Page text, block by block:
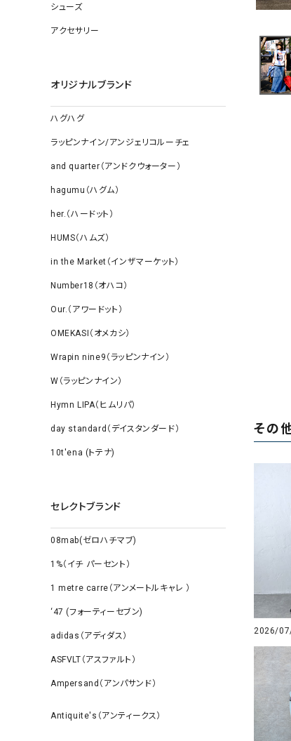
そ
シューズ
アクセサリー
オリジナルブランド
ハグハグ
ラッピンナイン/アンジェリコルーチェ
and quarter（アンドクウォーター）
hagumu（ハグム）
her.（ハードット）
HUMS（ハムズ）
in the Market（インザマーケット）
Number18（オハコ）
Our.（アワードット）
OMEKASI（オメカシ）
Wrapin nine9（ラッピンナイン）
W（ラッピンナイン）
Hymn LIPA（ヒムリパ）
day standard（デイスタンダード）
10t'ena (トテナ)
セレクトブランド
08mab(ゼロハチマブ)
1%（イチ パーセント）
1 metre carre（アンメートルキャレ ）
‘47 (フォーティーセブン)
adidas（アディダス）
ASFVLT（アスファルト）
Ampersand（アンパサンド）
Antiquite's（アンティークス）
その
2026/